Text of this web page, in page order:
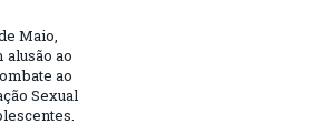
Maio,
alusão ao
ao
Sexual